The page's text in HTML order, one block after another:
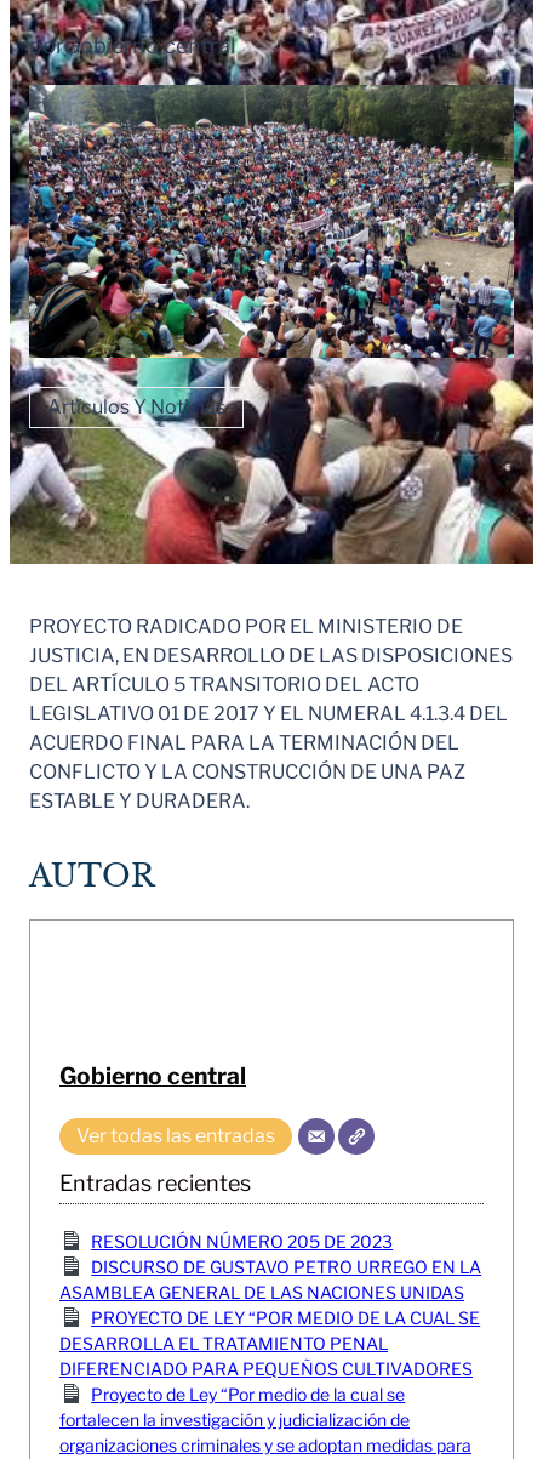
porGobierno central
Artículos Y Noticias
PROYECTO RADICADO POR EL MINISTERIO DE
JUSTICIA, EN DESARROLLO DE LAS DISPOSICIONES
DEL ARTÍCULO 5 TRANSITORIO DEL ACTO
LEGISLATIVO 01 DE 2017 Y EL NUMERAL 4.1.3.4 DEL
ACUERDO FINAL PARA LA TERMINACIÓN DEL
CONFLICTO Y LA CONSTRUCCIÓN DE UNA PAZ
ESTABLE Y DURADERA.
AUTOR
Gobierno central
Ver todas las entradas
Entradas recientes
RESOLUCIÓN NÚMERO 205 DE 2023
DISCURSO DE GUSTAVO PETRO URREGO EN LA
ASAMBLEA GENERAL DE LAS NACIONES UNIDAS
PROYECTO DE LEY “POR MEDIO DE LA CUAL SE
DESARROLLA EL TRATAMIENTO PENAL
DIFERENCIADO PARA PEQUEÑOS CULTIVADORES
Proyecto de Ley “Por medio de la cual se
fortalecen la investigación y judicialización de
organizaciones criminales y se adoptan medidas para